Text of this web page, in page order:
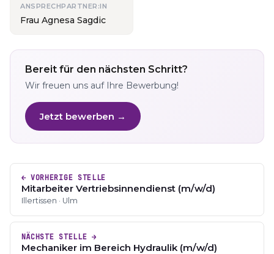
ANSPRECHPARTNER:IN
Frau Agnesa Sagdic
Bereit für den nächsten Schritt?
Wir freuen uns auf Ihre Bewerbung!
Jetzt bewerben →
← VORHERIGE STELLE
Mitarbeiter Vertriebsinnendienst (m/w/d)
Illertissen · Ulm
NÄCHSTE STELLE →
Mechaniker im Bereich Hydraulik (m/w/d)